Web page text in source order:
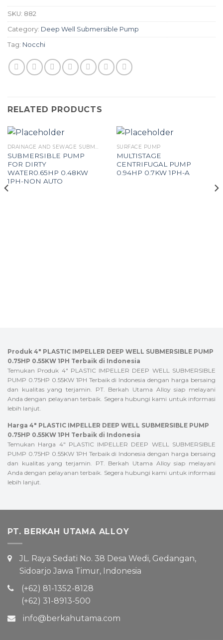
SKU: 882
Category: Deep Well Submersible Pump
Tag: Nocchi
RELATED PRODUCTS
DRAINAGE AND SEWAGE SUBMERSIBLE PUMP
SUBMERSIBLE PUMP
FOR DIRTY
WATER0.65HP 0.48KW
1PH-NON AUTO
SURFACE PUMP
MULTISTAGE
CENTRIFUGAL PUMP
0.94HP 0.7KW 1PH-A
Produk 4″ PLASTIC IMPELLER DEEP WELL SUBMERSIBLE PUMP
0.75HP 0.55KW 1PH Terbaik di Indonesia
Temukan Produk 4″ PLASTIC IMPELLER DEEP WELL SUBMERSIBLE
PUMP 0.75HP 0.55KW 1PH Terbaik di Indonesia dengan harga bersaing
dan kualitas yang terjamin. PT. Berkah Utama Alloy siap melayani
Anda dengan pelayanan terbaik. Segera hubungi kami untuk informasi
lebih lanjut.
Harga 4″ PLASTIC IMPELLER DEEP WELL SUBMERSIBLE PUMP
0.75HP 0.55KW 1PH Terbaik di Indonesia
Temukan Harga 4″ PLASTIC IMPELLER DEEP WELL SUBMERSIBLE
PUMP 0.75HP 0.55KW 1PH Terbaik di Indonesia dengan harga bersaing
dan kualitas yang terjamin. PT. Berkah Utama Alloy siap melayani
Anda dengan pelayanan terbaik. Segera hubungi kami untuk informasi
lebih lanjut.
PT. BERKAH UTAMA ALLOY
JL. Raya Sedati No. 38 Desa Wedi, Gedangan,
Sidoarjo Jawa Timur, Indonesia
(+62) 81-1352-8128
(+62) 31-8913-500
info@berkahutama.com